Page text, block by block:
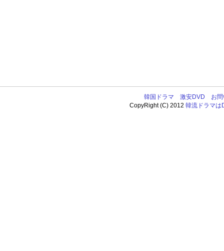
韓国ドラマ 激安DVD
お
CopyRight (C) 2012韓流ドラマは